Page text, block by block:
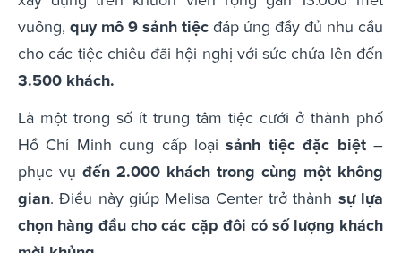
vuông, quy mô 9 sảnh tiệc đáp ứng đầy đủ nhu cầu
cho các tiệc chiêu đãi hội nghị với sức chứa lên đến
3.500 khách.
Là một trong số ít trung tâm tiệc cưới ở thành phố
Hồ Chí Minh cung cấp loạisảnh tiệc đặc biệt–
phục vụ đến 2.000 khách trong cùng một không
gian. Điều này giúp Melisa Center trở thành sự lựa
chọn hàng đầu cho các cặp đôi có số lượng khách